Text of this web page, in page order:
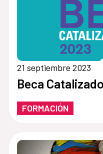
21 septiembre 2023
Beca
FORMACIÓN